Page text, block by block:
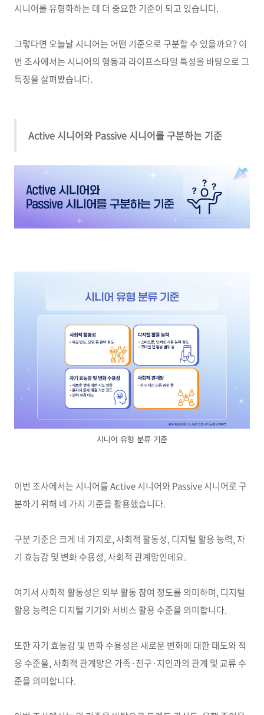
시니어를 유형화하는 데 더 중요한 기준이 되고 있습니다.
그렇다면 오늘날 시니어는 어떤 기준으로 구분할 수 있을까요? 이
번 조사에서는 시니어의 행동과 라이프스타일 특성을 바탕으로 그
특징을 살펴봤습니다.
Active 시니어와 Passive 시니어를 구분하는 기준
시니어 유형 분류 기준
이번 조사에서는 시니어를Active시니어와Passive시니어로 구
분하기 위해 네 가지 기준을 활용했습니다.
구분 기준은 크게 네 가지로, 사회적 활동성, 디지털 활용 능력,자
기 효능감 및 변화 수용성, 사회적 관계망인데요.
여기서 사회적 활동성은 외부 활동 참여 정도를 의미하며, 디지털
활용 능력은 디지털 기기와 서비스 활용 수준을 의미합니다.
또한 자기 효능감 및 변화 수용성은 새로운 변화에 대한 태도와 적
응 수준을, 사회적 관계망은 가족·친구·지인과의 관계 및 교류 수
준을 의미합니다.